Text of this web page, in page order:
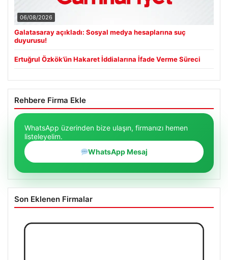
06/08/2026
Galatasaray açıkladı: Sosyal medya hesaplarına suç
duyurusu!
Ertuğrul Özkök’ün Hakaret İddialarına İfade Verme Süreci
Rehbere Firma Ekle
WhatsApp üzerinden bize ulaşın, firmanızı hemen
listeleyelim.
WhatsApp Mesaj
Son Eklenen Firmalar